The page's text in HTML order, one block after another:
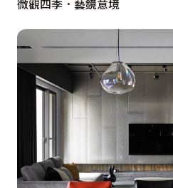
微觀四季．藝鏡意境